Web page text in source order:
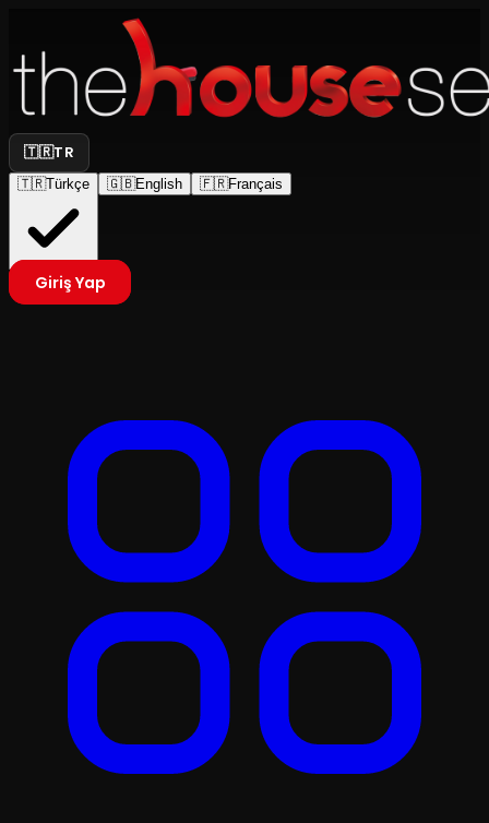
🇹🇷TR
🇹🇷Türkçe 🇬🇧English 🇫🇷Français
Giriş Yap